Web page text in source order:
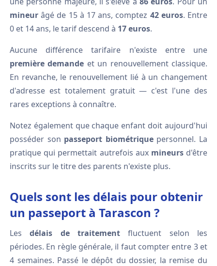
mineur âgé de 15 à 17 ans, comptez 42 euros. Entre
0 et 14 ans, le tarif descend à 17 euros.
Aucune différence tarifaire n'existe entre une
première demande et un renouvellement classique.
En revanche, le renouvellement lié à un changement
d'adresse est totalement gratuit — c'est l'une des
rares exceptions à connaître.
Notez également que chaque enfant doit aujourd'hui
posséder son passeport biométriquepersonnel. La
pratique qui permettait autrefois aux mineursd'être
inscrits sur le titre des parents n'existe plus.
Quels sont les délais pour obtenir
un passeport à Tarascon ?
Lesdélais de traitement fluctuent selon les
périodes. En règle générale, il faut compter entre 3 et
4 semaines. Passé le dépôt du dossier, la remise du